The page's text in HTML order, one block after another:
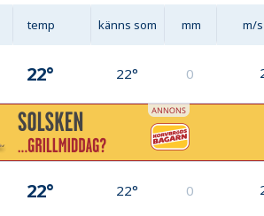
temp känns som mm m/
22° 22° 0
22° 22° 0